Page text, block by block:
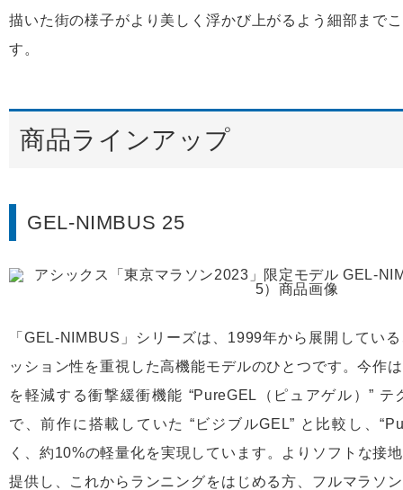
描いた街の様子がより美しく浮かび上がるよう細部まで
す。
商品ラインアップ
GEL-NIMBUS 25
「GEL-NIMBUS」シリーズは、1999年から展開してい
ッション性を重視した高機能モデルのひとつです。今作
を軽減する衝撃緩衝機能 “PureGEL（ピュアゲル）”
で、前作に搭載していた “ビジブルGEL” と比較し、
く、約10%の軽量化を実現しています。よりソフトな接
提供し、これからランニングをはじめる方、フルマラソ